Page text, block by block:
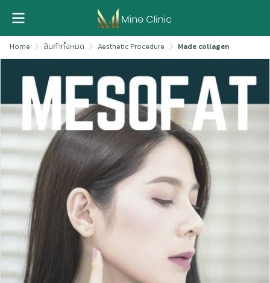
Home สินค้าทั้งหมด Aesthetic Procedure Made collagen